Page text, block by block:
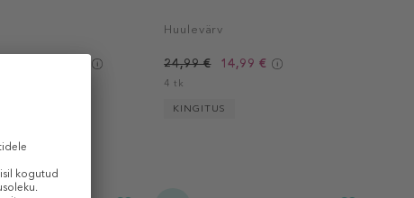
Huulevärv
24,99 € 14,99 €
4 tk
KINGITUS